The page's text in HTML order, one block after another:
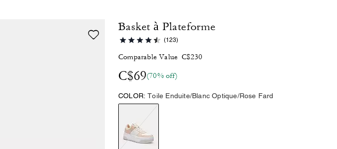
Basket à Plateforme
(123)
Comparable Value C$230
C$69(70% off)
COLOR: Toile Enduite/Blanc Optique/Rose Fard